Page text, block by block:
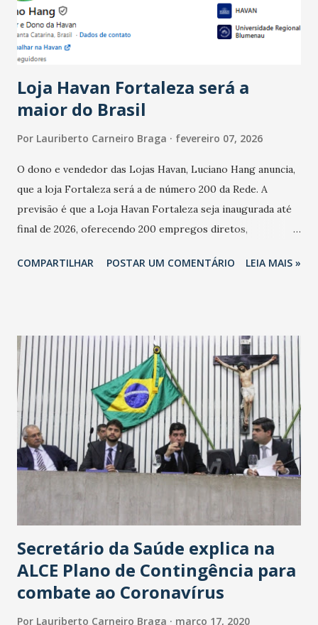
estabelecimentos no prejuízo ficou em 19%, pouco abaixo
do observado no mês anterior. Outros 1% não existiam em
novembro. Em relação a outubro, o faturamento também
Loja Havan Fortaleza será a
maior do Brasil
Por Lauriberto Carneiro Braga fevereiro 07, 2026
O dono e vendedor das Lojas Havan, Luciano Hang anuncia,
que a loja Fortaleza será a de número 200 da Rede. A
previsão é que a Loja Havan Fortaleza seja inaugurada até
final de 2026, oferecendo 200 empregos diretos,
Havan Fortaleza ainda não foi anunciada oficialmente, mas
COMPARTILHAR POSTAR UM COMENTÁRIO LEIA MAIS »
Secretário da Saúde explica na
ALCE Plano de Contingência para
combate ao Coronavírus
Por Lauriberto Carneiro Braga março 17, 2020